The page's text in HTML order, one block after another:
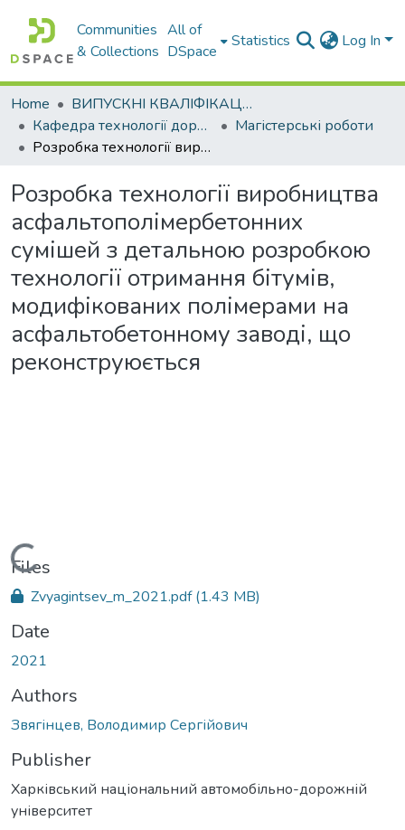
Communities
& Collections
All of
DSpace
Statistics Log In
Home
ВИПУСКНІ КВАЛІФІКАЦІЙНІ РОБОТИ
Кафедра технології дорожньо-будівельних матеріалів
Магістерські роботи
Розробка технології виробництва асфальтополімербетонних сумішей з детальною розробкою технології отримання бітумів, модифікованих полімерами на асфальтобетонному заводі, що реконструюється
Розробка технології виробництва
асфальтополімербетонних
сумішей з детальною розробкою
технології отримання бітумів,
модифікованих полімерами на
асфальтобетонному заводі, що
реконструюється
Loading...
Files
Zvyagintsev_m_2021.pdf(1.43 MB)
Date
2021
Authors
Звягінцев, Володимир Сергійович
Publisher
Харківський національний автомобільно-дорожній
університет